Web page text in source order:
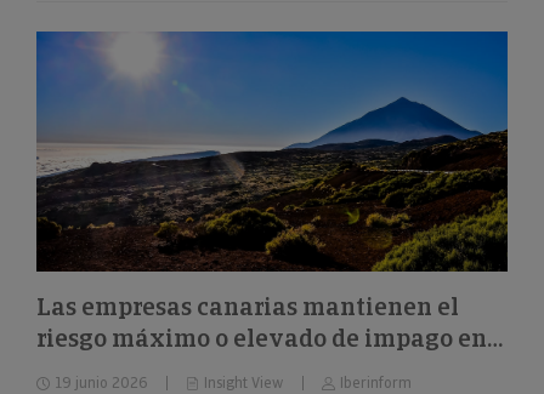
Las empresas canarias mantienen el
riesgo máximo o elevado de impago en
el 32%
19 junio 2026 Insight View Iberinform